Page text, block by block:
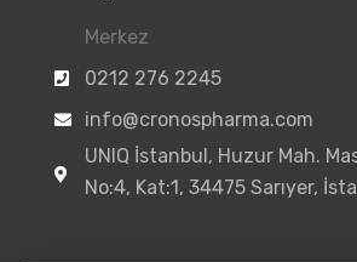
Merkez
0212 276 2245
info@cronospharma.com
UNIQ İstanbul, Huzur Mah.
No:4, Kat:1, 34475 Sarıyer,